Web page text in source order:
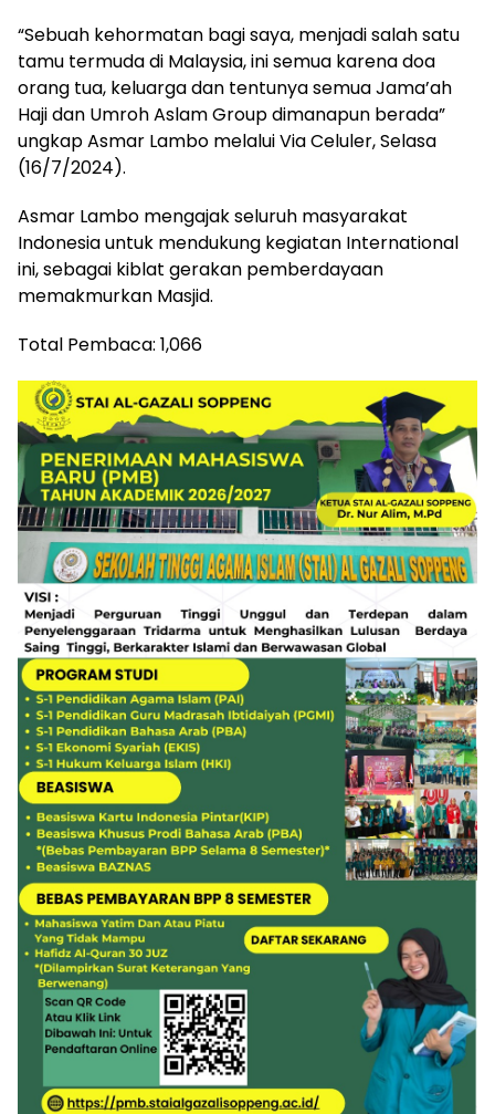
“Sebuah kehormatan bagi saya, menjadi salah satu
tamu termuda di Malaysia, ini semua karena doa
orang tua, keluarga dan tentunya semua Jama’ah
Haji dan Umroh Aslam Group dimanapun berada”
ungkap Asmar Lambo melalui Via Celuler, Selasa
(16/7/2024).
Asmar Lambo mengajak seluruh masyarakat
Indonesia untuk mendukung kegiatan International
ini, sebagai kiblat gerakan pemberdayaan
memakmurkan Masjid.
Total Pembaca: 1,066